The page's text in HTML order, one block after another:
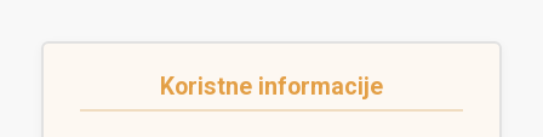
Koristne informacije